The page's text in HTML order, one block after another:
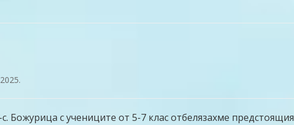
.
Божурица с учениците от 5-7 клас отбелязахме предстоящия